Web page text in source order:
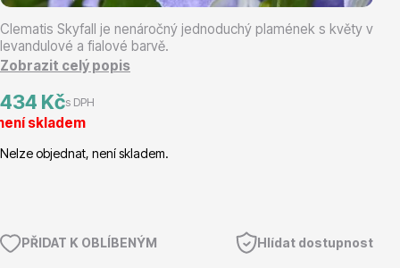
Magnólie
Semena, sadba
Clematis Skyfall je nenáročný jednoduchý plamének s květy v
levandulové a fialové barvě.
Zobrazit celý popis
434 Kčs DPH
skladem
Nelze objednat, není skladem.
PŘIDAT K OBLÍBENÝM Hlídat dostupnost